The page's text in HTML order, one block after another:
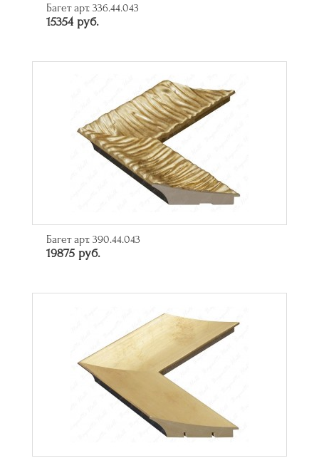
Багет арт. 336.44.043
15354 руб.
Багет арт. 390.44.043
19875 руб.